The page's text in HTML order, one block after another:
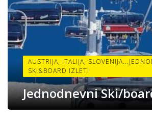
AUSTRIJA, ITALIJA,
SKI&BOARD IZLETI
Jednodnevni Ski/